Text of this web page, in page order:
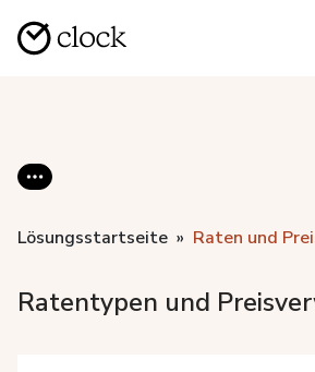
Lösungsstartseite Raten und
Ratentypen und